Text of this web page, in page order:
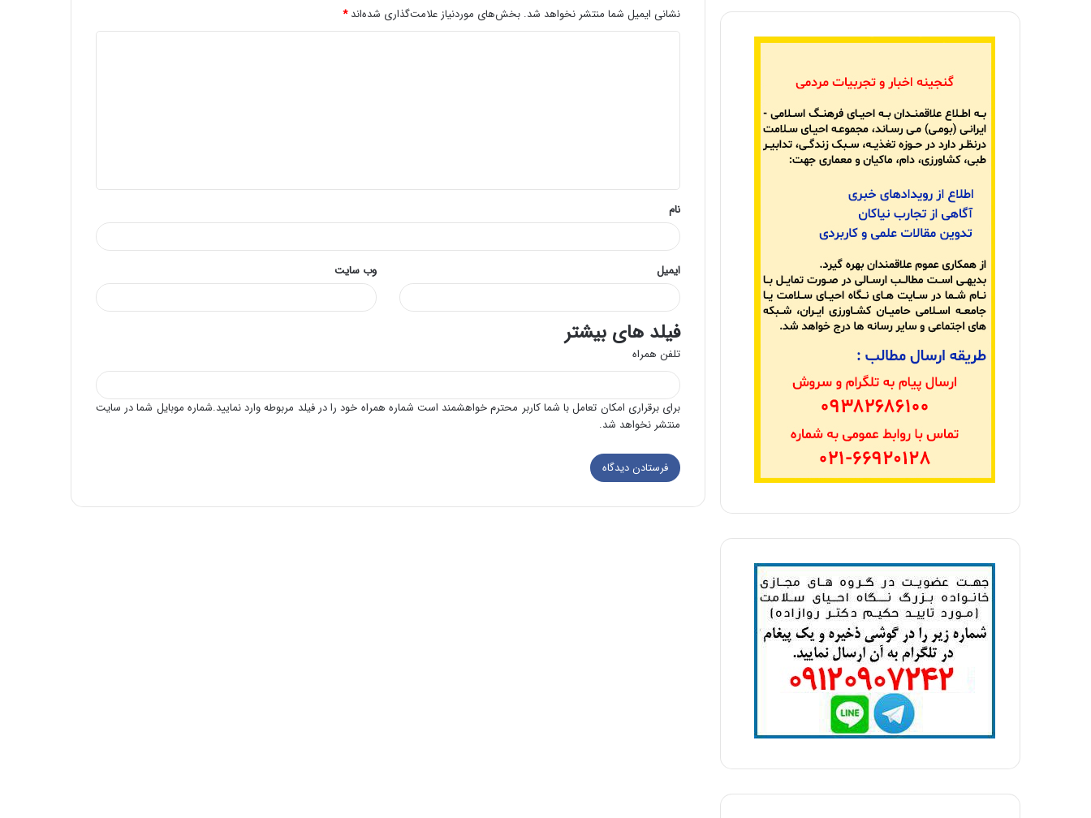
نشانی ایمیل شما منتشر نخواهد شد. بخش‌های موردنیاز علامت‌گذاری شده‌اند*
*
نام
ایمیل وب‌ سایت
فیلد های بیشتر
تلفن همراه
برای برقراری امکان تعامل با شما کاربر محترم خواهشمند است شماره همراه خود را در فیلد مربوطه وارد نمایید.شماره موبایل شما در سایت
منتشر نخواهد شد.